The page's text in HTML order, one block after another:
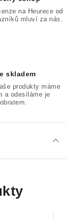
na Heurece od
mluví za nás.
skladem
produkty máme
a odesíláme je
obratem.